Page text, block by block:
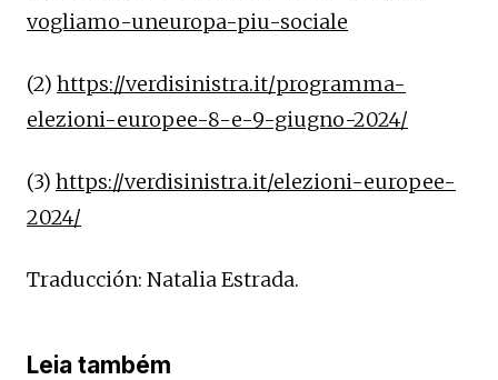
vogliamo-uneuropa-piu-sociale
(2) https://verdisinistra.it/programma-
elezioni-europee-8-e-9-giugno-2024/
(3) https://verdisinistra.it/elezioni-europee-
2024/
Traducción: Natalia Estrada.
Leia também